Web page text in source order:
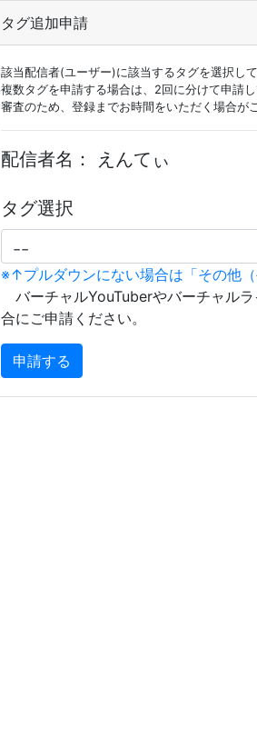
タグ追加申請
該当配信者(ユーザー)に該当するタグを選択し
複数タグを申請する場合は、2回に分けて申請
審査のため、登録までお時間をいただく場合が
配信者名： えんてぃ
タグ選択
※↑プルダウンにない場合は「その他
バーチャルYouTuberやバーチャル
合にご申請ください。
申請する